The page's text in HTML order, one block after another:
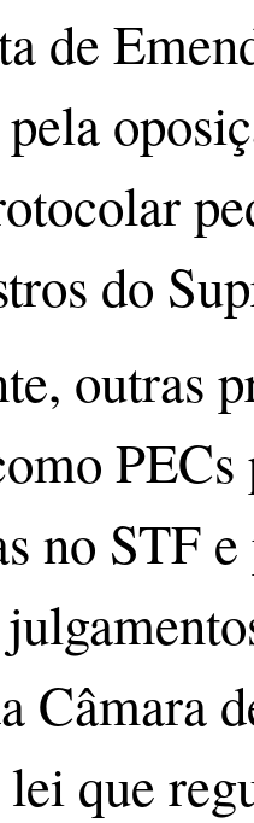
de
pela
do
outras
no STF
Câmara
que